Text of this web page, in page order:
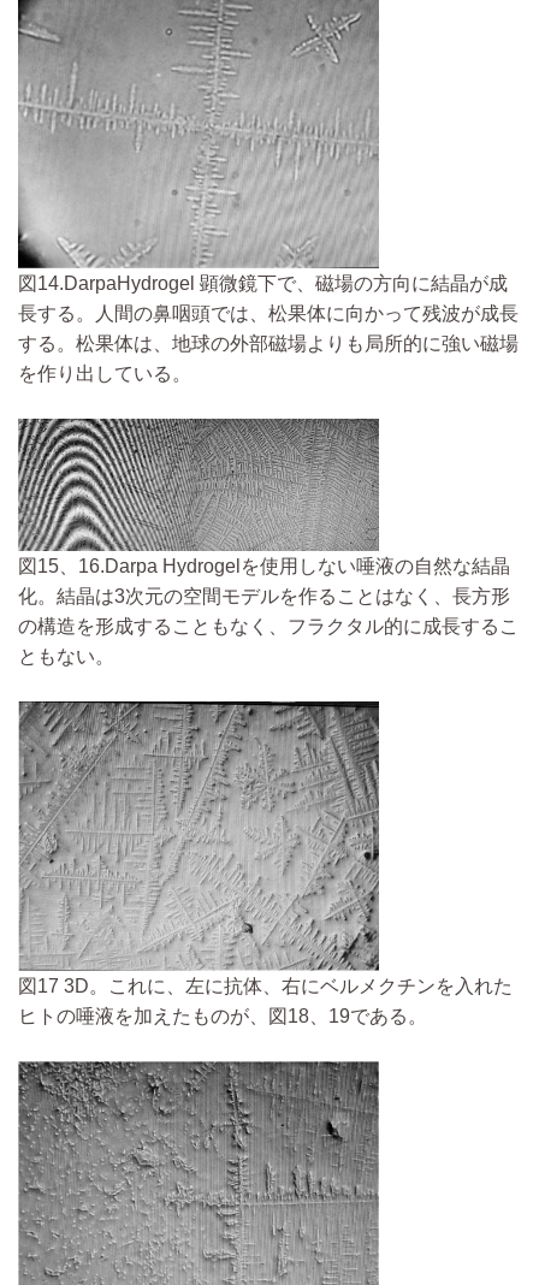
図14.DarpaHydrogel 顕微鏡下で、磁場の方向に結晶が成
長する。人間の鼻咽頭では、松果体に向かって残波が成長
する。松果体は、地球の外部磁場よりも局所的に強い磁場
を作り出している。
図15、16.Darpa Hydrogelを使用しない唾液の自然な結晶
化。結晶は3次元の空間モデルを作ることはなく、長方形
の構造を形成することもなく、フラクタル的に成長するこ
ともない。
図17 3D。これに、左に抗体、右にベルメクチンを入れた
ヒトの唾液を加えたものが、図18、19である。